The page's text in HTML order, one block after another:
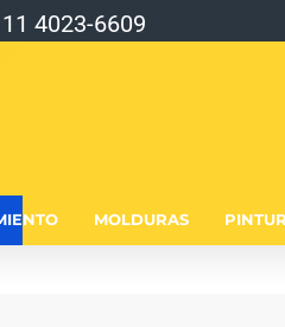
11 4023-6609
MOLDURAS